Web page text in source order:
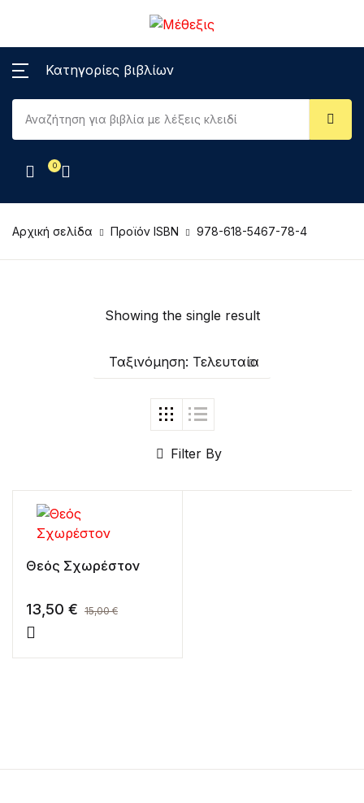
Κατηγορίες βιβλίων
0
Αρχική σελίδα Προϊόν ISBN 978-618-5467-78-4
Showing the single result
Ταξινόμηση: Τελευταία
Filter By
Θεός Σχωρέστον
13,50 € 15,00€